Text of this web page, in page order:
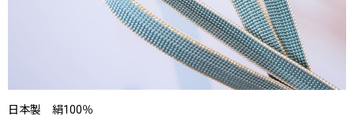
日本製 絹100％